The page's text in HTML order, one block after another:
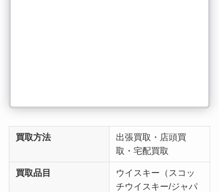
買取方法
出張買取・店頭買
取・宅配買取
買取品目
ウイスキー（スコッ
チウイスキー/ジャパ